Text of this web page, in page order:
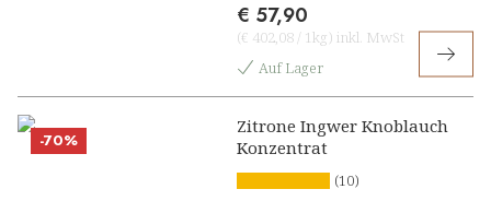
€ 57,90
(€ 402,08 / 1kg) inkl. MwSt
Auf Lager
-70%
Zitrone Ingwer Knoblauch
Konzentrat
(10)